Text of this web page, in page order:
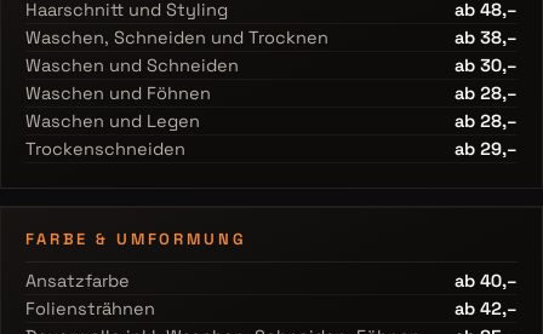
Haarschnitt und Styling
ab 48,–
Waschen, Schneiden und Trocknen
ab 38,–
Waschen und Schneiden
ab 30,–
Waschen und Föhnen
ab 28,–
Waschen und Legen
ab 28,–
Trockenschneiden
ab 29,–
FARBE & UMFORMUNG
Ansatzfarbe
ab 40,–
Foliensträhnen
ab 42,–